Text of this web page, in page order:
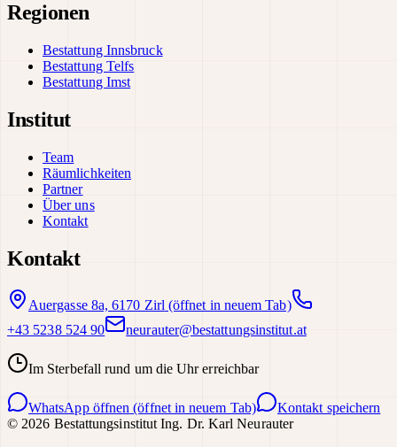
Regionen
Bestattung Innsbruck
Bestattung Telfs
Bestattung Imst
Institut
Team
Räumlichkeiten
Partner
Über uns
Kontakt
Kontakt
Auergasse 8a, 6170 Zirl (öffnet in neuem Tab)
+43 5238 524 90
neurauter@bestattungsinstitut.at
Im Sterbefall rund um die Uhr erreichbar
WhatsApp öffnen (öffnet in neuem Tab)
Kontakt speichern
© 2026 Bestattungsinstitut Ing. Dr. Karl Neurauter